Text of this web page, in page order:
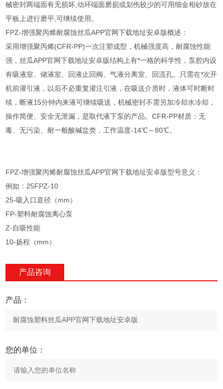
械密封两端面有无损坏,动环端面磨损或划伤较少的可用细金相砂放在
平板上进行磨平,可继续使用。
FPZ-增强聚丙烯耐腐蚀丝瓜APP官网下载地址安卓版概述：
采用增强聚丙烯(CFR-PP)一次注塑成型，机械强度高，耐腐蚀性能
强，丝瓜APP官网下载地址安卓版结构上有*一格的科学性，泵腔内设
有吸液室、储液室、回液止回阀、气液分离室、回流孔。只需在*次开
机前灌引液，以后不必重复灌注引液，在吸送介质时，液体可时断时
续，断液15分钟内来液可继续吸送，机械密封不需另加冷却水冷却，
操作简便、安全无泄漏，是取代液下泵的产品。CFR-PP材质：无
毒、无污染、耐一般酸碱盐类，工作温度-14℃～80℃。
FPZ-增强聚丙烯耐腐蚀丝瓜APP官网下载地址安卓版型号意义：
例如：25FPZ-10
25-吸入口直径（mm）
FP-塑料耐腐蚀离心泵
Z-自吸性能
10-扬程（mm）
产品咨询
产品：
您的单位：